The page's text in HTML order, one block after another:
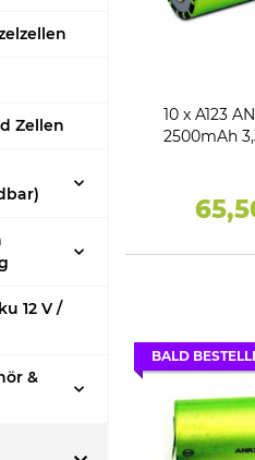
10 x A123 ANR26650M1B
2500mAh
BALD
Zellen
12 V /
&